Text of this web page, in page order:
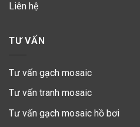
Liên hệ
TƯ VẤN
Tư vấn gạch mosaic
Tư vấn tranh mosaic
Tư vấn gạch mosaic hồ bơi